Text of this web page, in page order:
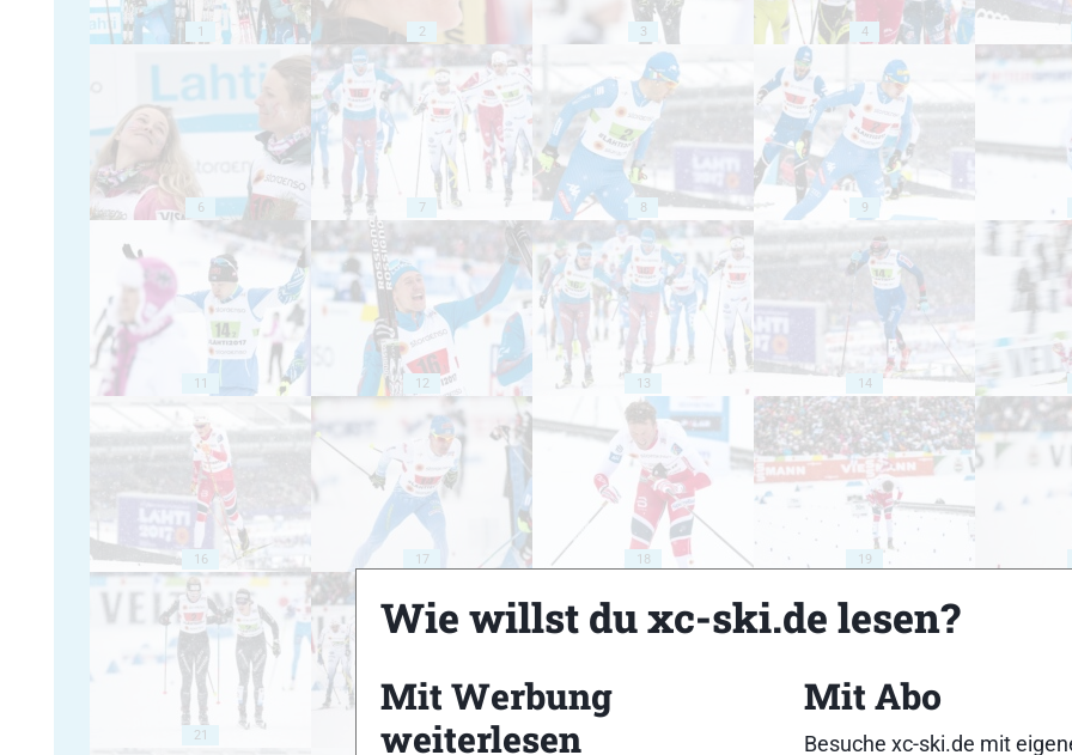
1 2 3 4
6 7 8 9
11 12 13 14
16 17 18 19
21 22 24
Wie willst du xc-ski.de lesen?
Mit Werbung
weiterlesen
Mit Abo
Besuche xc-ski.de mit